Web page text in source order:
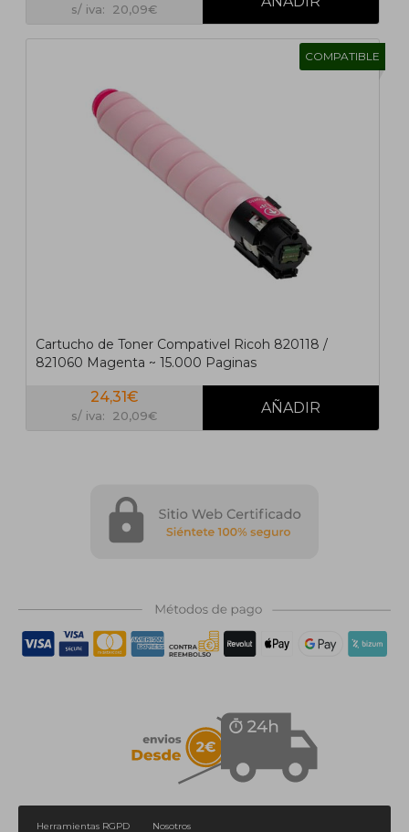
s/ iva: 20,09€
COMPATIBLE
Cartucho de Toner Compativel Ricoh 820118 /
821060 Magenta ~ 15.000 Paginas
24,31€
s/ iva: 20,09€
Herramientas RGPD Nosotros